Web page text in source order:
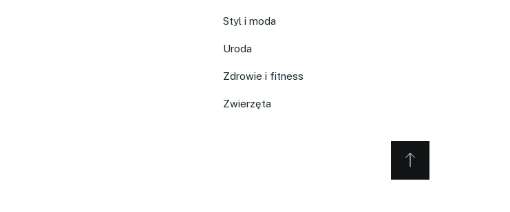
Styl i moda
Uroda
Zdrowie i fitness
Zwierzęta